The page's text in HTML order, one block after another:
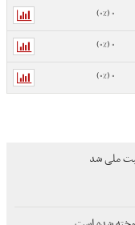
0 (0%)
0 (0%)
0 (0%)
ملی شد